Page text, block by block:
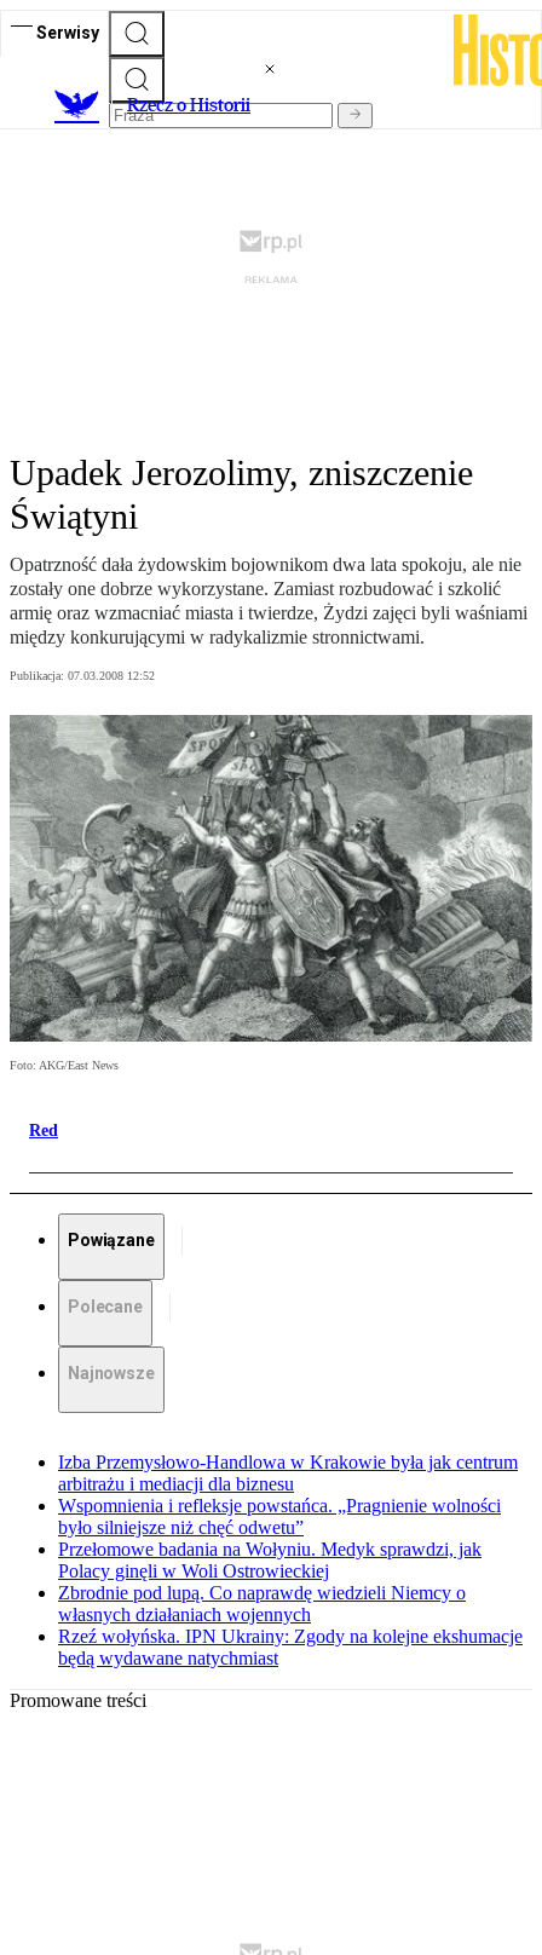
Serwisy
Rzecz o Historii
Upadek Jerozolimy, zniszczenie
Świątyni
Opatrzność dała żydowskim bojownikom dwa lata spokoju, ale nie
zostały one dobrze wykorzystane. Zamiast rozbudować i szkolić
armię oraz wzmacniać miasta i twierdze, Żydzi zajęci byli waśniami
między konkurującymi w radykalizmie stronnictwami.
Publikacja: 07.03.2008 12:52
Foto: AKG/East News
Red
Powiązane
Polecane
Najnowsze
Izba Przemysłowo-Handlowa w Krakowie była jak centrum
arbitrażu i mediacji dla biznesu
Wspomnienia i refleksje powstańca. „Pragnienie wolności
było silniejsze niż chęć odwetu”
Przełomowe badania na Wołyniu. Medyk sprawdzi, jak
Polacy ginęli w Woli Ostrowieckiej
Zbrodnie pod lupą. Co naprawdę wiedzieli Niemcy o
własnych działaniach wojennych
Rzeź wołyńska. IPN Ukrainy: Zgody na kolejne ekshumacje
będą wydawane natychmiast
Promowane treści